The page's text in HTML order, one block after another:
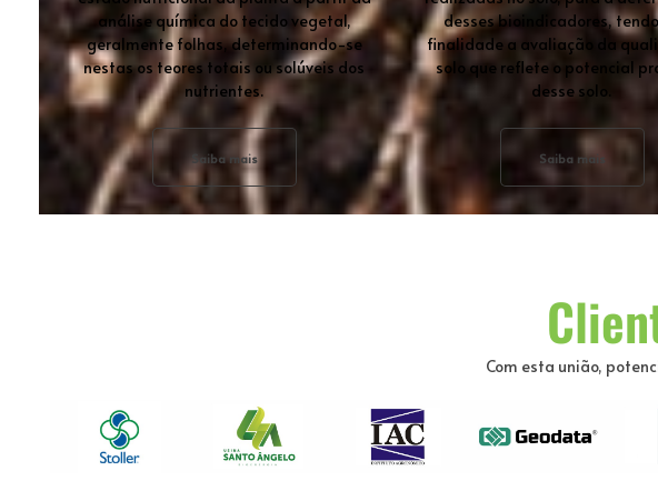
análise química do tecido vegetal,
geralmente folhas, determinando-se
nestas os teores totais ou solúveis dos
nutrientes.
Saiba mais
desses bioindicadores,
finalidade a avaliação da
solo que reflete o potencial
desse solo.
Saiba mais
Com esta união,